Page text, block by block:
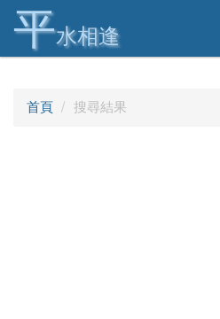
平水相逢
首頁 搜尋結果